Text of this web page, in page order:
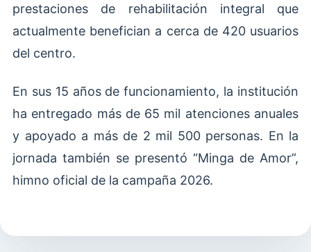
prestaciones de rehabilitación integral que
actualmente benefician a cerca de 420 usuarios
del centro.
En sus 15 años de funcionamiento, la institución
ha entregado más de 65 mil atenciones anuales
y apoyado a más de 2 mil 500 personas. En la
jornada también se presentó “Minga de Amor”,
himno oficial de la campaña 2026.